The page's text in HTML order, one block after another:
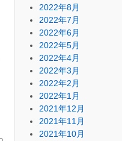
2022年8月
2022年7月
2022年6月
2022年5月
2022年4月
2022年3月
2022年2月
2022年1月
2021年12月
2021年11月
2021年10月